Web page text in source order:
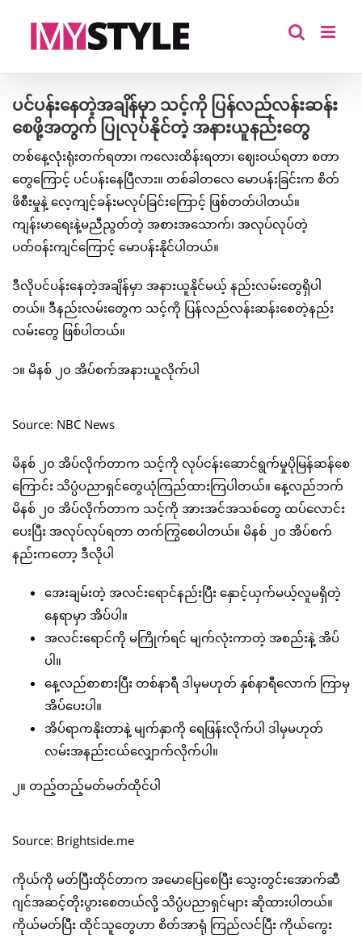
ပင်ပန်းနေတဲ့အချိန်မှာ သင့်ကို ပြန်လည်လန်းဆန်း
စေဖို့အတွက် ပြုလုပ်နိုင်တဲ့ အနားယူနည်းတွေ
တစ်နေ့လုံးရုံးတက်ရတာ၊ ကလေးထိန်းရတာ၊ ဈေးဝယ်ရတာ စတာ
တွေကြောင့် ပင်ပန်းနေပြီလား။ တစ်ခါတလေ မောပန်းခြင်းက စိတ်
ဖိစီးမှုနဲ့ လေ့ကျင့်ခန်းမလုပ်ခြင်းကြောင့် ဖြစ်တတ်ပါတယ်။
ကျန်းမာရေးနဲ့မညီညွတ်တဲ့ အစားအသောက်၊ အလုပ်လုပ်တဲ့
ပတ်ဝန်းကျင်ကြောင့် မောပန်းနိုင်ပါတယ်။
ဒီလိုပင်ပန်းနေတဲ့အချိန်မှာ အနားယူနိုင်မယ့် နည်းလမ်းတွေရှိပါ
တယ်။ ဒီနည်းလမ်းတွေက သင့်ကို ပြန်လည်လန်းဆန်းစေတဲ့နည်း
လမ်းတွေ ဖြစ်ပါတယ်။
၁။ မိနစ် ၂၀ အိပ်စက်အနားယူလိုက်ပါ
Source: NBC News
မိနစ် ၂၀ အိပ်လိုက်တာက သင့်ကို လုပ်ငန်းဆောင်ရွက်မှုပိုမြန်ဆန်စေ
ကြောင်း သိပ္ပံပညာရှင်တွေယုံကြည်ထားကြပါတယ်။ နေ့လည်ဘက်
မိနစ် ၂၀ အိပ်လိုက်တာက သင့်ကို အားအင်အသစ်တွေ ထပ်လောင်း
ပေးပြီး အလုပ်လုပ်ရတာ တက်ကြွစေပါတယ်။ မိနစ် ၂၀ အိပ်စက်
နည်းကတော့ ဒီလိုပါ
အေးချမ်းတဲ့ အလင်းရောင်နည်းပြီး နှောင့်ယှက်မယ့်လူမရှိတဲ့
နေရာမှာ အိပ်ပါ။
အလင်းရောင်ကို မကြိုက်ရင် မျက်လုံးကာတဲ့ အစည်းနဲ့ အိပ်
ပါ။
နေ့လည်စာစားပြီး တစ်နာရီ ဒါမှမဟုတ် နှစ်နာရီလောက် ကြာမှ
အိပ်ပေးပါ။
အိပ်ရာကနိုးတာနဲ့ မျက်နှာကို ရေဖြန်းလိုက်ပါ ဒါမှမဟုတ်
လမ်းအနည်းငယ်လျှောက်လိုက်ပါ။
၂။ တည့်တည့်မတ်မတ်ထိုင်ပါ
Source: Brightside.me
ကိုယ်ကို မတ်ပြီးထိုင်တာက အမောပြေစေပြီး သွေးတွင်းအောက်ဆီ
ဂျင်အဆင့်တိုးပွားစေတယ်လို့ သိပ္ပံပညာရှင်များ ဆိုထားပါတယ်။
ကိုယ်မတ်ပြီး ထိုင်သူတွေဟာ စိတ်အာရုံ ကြည်လင်ပြီး ကိုယ်ကွေး